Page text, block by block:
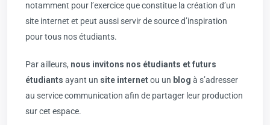
notamment pour l’exercice que constitue la création d’un
site internet et peut aussi servir de source d’inspiration
pour tous nos étudiants.
Par ailleurs, nous invitons nos étudiants et futurs
étudiants ayant un site internetou un blog à s’adresser
au service communication afin de partager leur production
sur cet espace.